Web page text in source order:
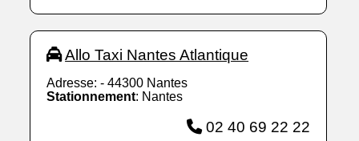
Allo Taxi Nantes Atlantique
Adresse: - 44300 Nantes
Stationnement: Nantes
02 40 69 22 22